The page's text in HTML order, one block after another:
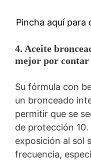
Pincha aquí para
4. Aceite
mejor por contar
Su fórmula con
un bronceado
permitir que se
de protección 10.
exposición al sol
frecuencia,